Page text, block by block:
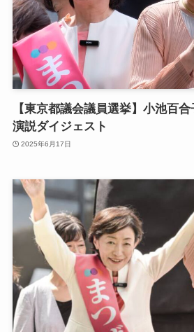
【東京都議会議員選挙】小池百
演説ダイジェスト
2025年6月17日